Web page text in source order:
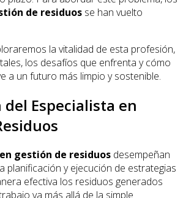
de residuos se han vuelto
la vitalidad de esta profesión,
los desafíos que enfrenta y cómo
a un futuro más limpio y sostenible.
del Especialista en
gestión de residuos desempeñan
planificación y ejecución de estrategias
efectiva los residuos generados
va más allá de la simple